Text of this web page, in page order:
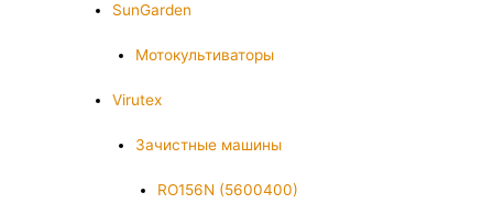
SunGarden
Мотокультиваторы
Virutex
Зачистные машины
RO156N (5600400)